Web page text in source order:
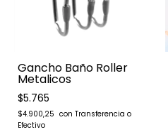
Gancho Baño Roller
Metalicos
$5.765
$4.900,25